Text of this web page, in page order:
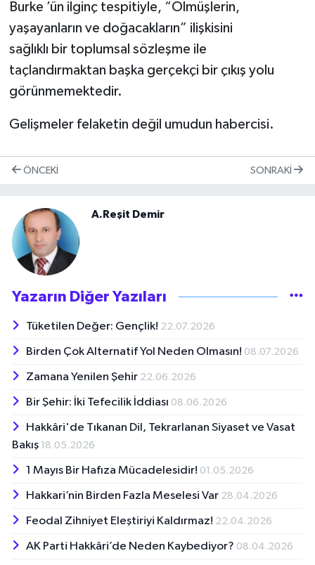
Burke ’ün ilginç tespitiyle, “Ölmüşlerin,
yaşayanların ve doğacakların” ilişkisini
sağlıklı bir toplumsal sözleşme ile
taçlandırmaktan başka gerçekçi bir çıkış yolu
görünmemektedir.
Gelişmeler felaketin değil umudun habercisi.
ÖNCEKI SONRAKI
A.Reşit Demir
Yazarın Diğer Yazıları
Tüketilen Değer: Gençlik! 22.07.2026
Birden Çok Alternatif Yol Neden Olmasın! 08.07.2026
Zamana Yenilen Şehir 22.06.2026
Bir Şehir: İki Tefecilik İddiası 08.06.2026
Hakkâri'de Tıkanan Dil, Tekrarlanan Siyaset ve Vasat
Bakış 18.05.2026
1 Mayıs Bir Hafıza Mücadelesidir! 01.05.2026
Hakkari’nin Birden Fazla Meselesi Var 28.04.2026
Feodal Zihniyet Eleştiriyi Kaldırmaz! 22.04.2026
AK Parti Hakkâri’de Neden Kaybediyor? 08.04.2026